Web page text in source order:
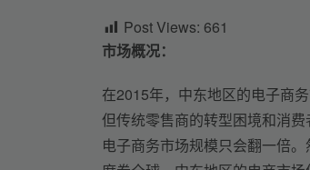
Post Views: 661
市场概况：
在2015年，中东地区的电子商
但传统零售商的转型困境和消
电子商务市场规模只会翻一倍